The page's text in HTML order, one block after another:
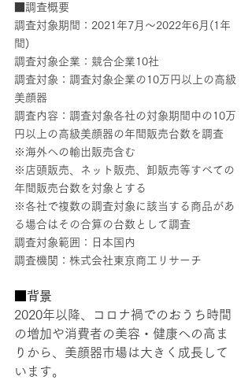
■調査概要
調査対象期間：2021年7月〜2022年6月(1年
間)
調査対象企業：競合企業10社
調査対象：調査対象企業の10万円以上の高級
美顔器
調査内容：調査対象各社の対象期間中の10万
円以上の高級美顔器の年間販売台数を調査
※海外への輸出販売含む
※店頭販売、ネット販売、卸販売等すべての
年間販売台数を対象とする
※各社で複数の調査対象に該当する商品があ
る場合はその合算の台数として調査
調査対象範囲：日本国内
調査機関：株式会社東京商工リサーチ
■背景
2020年以降、コロナ禍でのおうち時間
の増加や消費者の美容・健康への高ま
りから、美顔器市場は大きく成長して
います。